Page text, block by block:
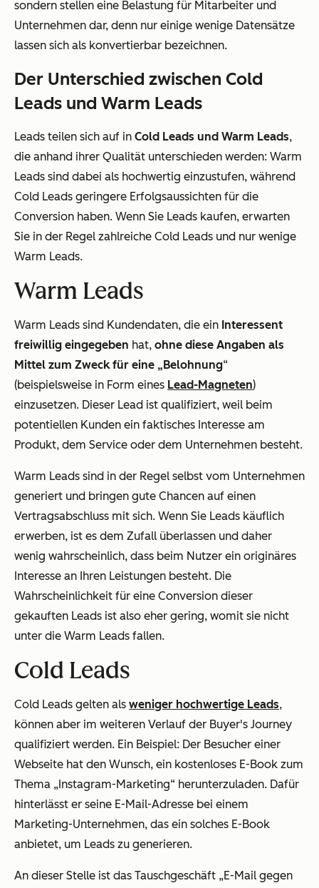
sondern stellen eine Belastung für Mitarbeiter und
Unternehmen dar, denn nur einige wenige Datensätze
lassen sich als konvertierbar bezeichnen.
Der Unterschied zwischen Cold
Leads und Warm Leads
Leads teilen sich auf in Cold Leads und Warm Leads,
die anhand ihrer Qualität unterschieden werden: Warm
Leads sind dabei als hochwertig einzustufen, während
Cold Leads geringere Erfolgsaussichten für die
Conversion haben. Wenn Sie Leads kaufen, erwarten
Sie in der Regel zahlreiche Cold Leads und nur wenige
Warm Leads.
Warm Leads
Warm Leads sind Kundendaten, die ein Interessent
freiwillig eingegeben hat, ohne diese Angaben als
Mittel zum Zweck für eine „Belohnung“
(beispielsweise in Form eines Lead-Magneten)
einzusetzen. Dieser Lead ist qualifiziert, weil beim
potentiellen Kunden ein faktisches Interesse am
Produkt, dem Service oder dem Unternehmen besteht.
Warm Leads sind in der Regel selbst vom Unternehmen
generiert und bringen gute Chancen auf einen
Vertragsabschluss mit sich. Wenn Sie Leads käuflich
erwerben, ist es dem Zufall überlassen und daher
wenig wahrscheinlich, dass beim Nutzer ein originäres
Interesse an Ihren Leistungen besteht. Die
Wahrscheinlichkeit für eine Conversion dieser
gekauften Leads ist also eher gering, womit sie nicht
unter die Warm Leads fallen.
Cold Leads
Cold Leads gelten als weniger hochwertige Leads,
können aber im weiteren Verlauf der Buyer's Journey
qualifiziert werden. Ein Beispiel: Der Besucher einer
Webseite hat den Wunsch, ein kostenloses E-Book zum
Thema „Instagram-Marketing“ herunterzuladen. Dafür
hinterlässt er seine E-Mail-Adresse bei einem
Marketing-Unternehmen, das ein solches E-Book
anbietet, um Leads zu generieren.
An dieser Stelle ist das Tauschgeschäft „E-Mail gegen